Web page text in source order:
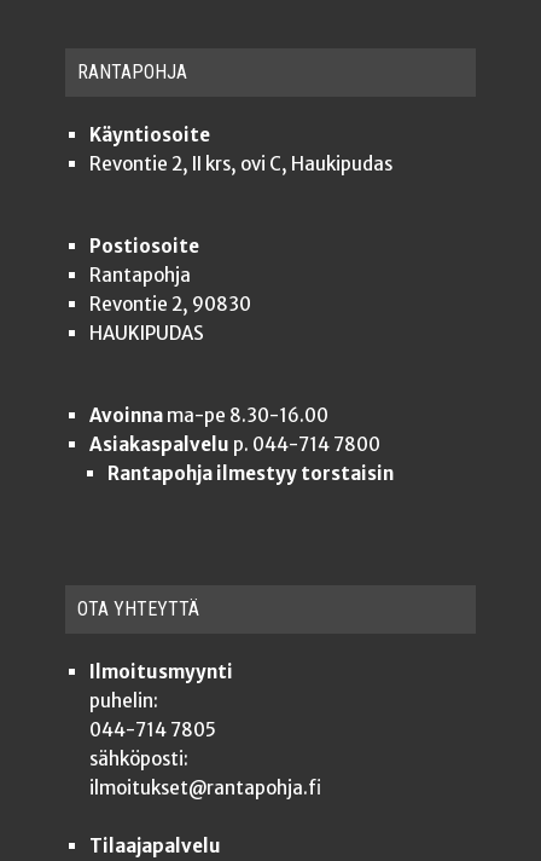
RAN­TA­POH­JA
Käyntiosoite
Revontie 2, II krs, ovi C, Haukipudas
Postiosoite
Rantapohja
Revontie 2, 90830
HAUKIPUDAS
Avoinnama-pe 8.30-16.00
Asiakaspalvelu p. 044-714 7800
Rantapohja ilmestyy torstaisin
OTA YHTEYT­TÄ
Ilmoitusmyynti
puhelin:
044-714 7805
sähköposti:
ilmoitukset@rantapohja.fi
Tilaajapalvelu